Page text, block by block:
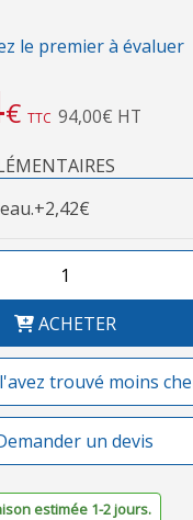
le premier à évaluer
€ TTC 94,00€ HT
+2,42€
ACHETER
trouvé moins
un devis
estimée 1-2 jours.